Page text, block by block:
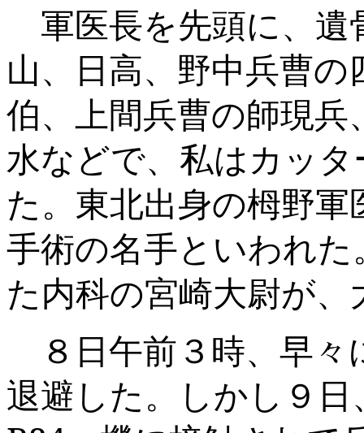
軍医長を先頭に、遺
山、日高、野中兵曹
伯、上間兵曹の師現兵
水などで、私はカッ
た。東北出身の栂野
手術の名手といわれ
た内科の宮崎大尉が
８日午前３時、早々
退避した。しかし９